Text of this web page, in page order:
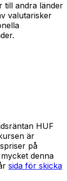
till andra länder
valutarisker
HUF
är
på
denna
sida för skicka